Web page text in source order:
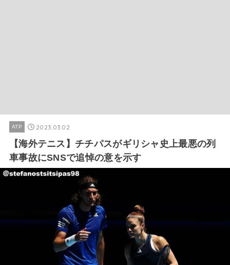
ATP 2023.03.02
【海外テニス】チチパスがギリシャ史上最悪の列
車事故にSNSで追悼の意を示す